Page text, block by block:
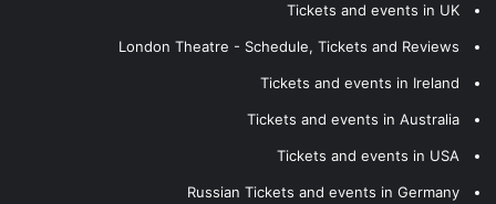
Tickets and events in UK
London Theatre - Schedule, Tickets and Reviews
Tickets and events in Ireland
Tickets and events in Australia
Tickets and events in USA
Russian Tickets and events in Germany